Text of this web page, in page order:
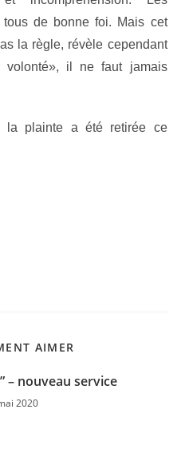
de bonne foi. Mais cet
la règle, révèle cependant
volonté», il ne faut jamais
la plainte a été retirée ce
AIMER
– nouveau service
2020